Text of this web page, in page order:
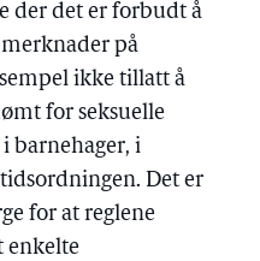
der det er forbudt å
på
ikke tillatt å
for seksuelle
barnehager, i
Det er
for at reglene
enkelte